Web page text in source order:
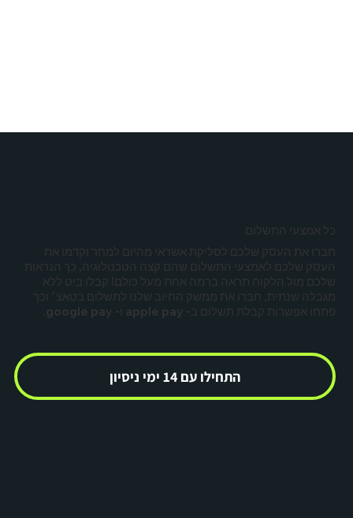
כל אמצעי התשלום
חברו את העסק שלכם לסליקת אשראי מהיום למחר וקדמו את
העסק שלכם לאמצעי התשלום שהם קצה הטכנולוגיה, כך הנראות
שלכם מול הלקוח תראה ברמה אחת מעל כולם! קבלו ביט ללא
מגבלה שנתית, חברו את ממשק החיוב שלנו לתשלום בטאצ׳ וכך
פתחו אפשרות קבלת תשלום ב- apple pay ו- google pay.
התחילו עם 14 ימי ניסיון